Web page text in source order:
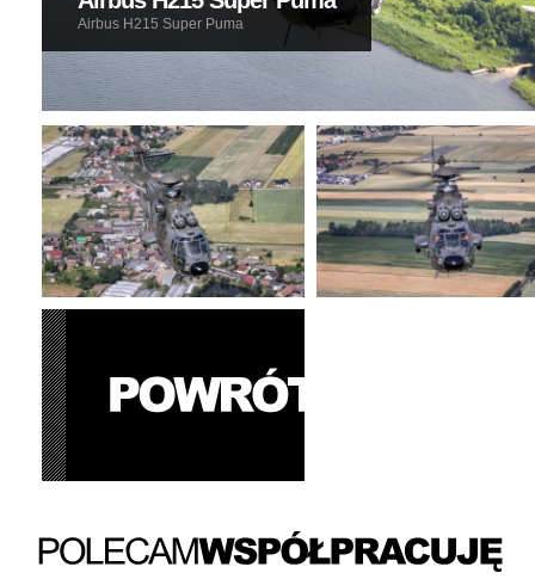
Airbus H215 Super Puma